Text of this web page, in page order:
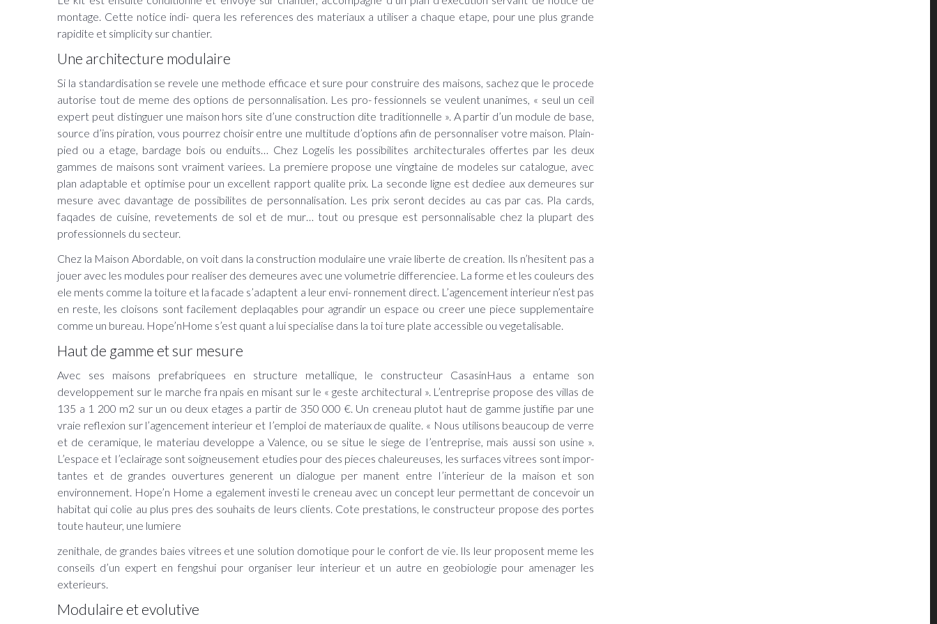
montage. Cette notice indi- quera les references des materiaux a utiliser a chaque etape, pour une plus grande
rapidite et simplicity sur chantier.
Une architecture modulaire
Si la standardisation se revele une methode efficace et sure pour construire des maisons, sachez que le procede
autorise tout de meme des options de personnalisation. Les pro- fessionnels se veulent unanimes, « seul un ceil
expert peut distinguer une maison hors site d’une construction dite traditionnelle ». A partir d’un module de base,
source d’ins piration, vous pourrez choisir entre une multitude d’options afin de personnaliser votre maison. Plain-
pied ou a etage, bardage bois ou enduits… Chez Logelis les possibilites architecturales offertes par les deux
gammes de maisons sont vraiment variees. La premiere propose une vingtaine de modeles sur catalogue, avec
plan adaptable et optimise pour un excellent rapport qualite prix. La seconde ligne est dediee aux demeures sur
mesure avec davantage de possibilites de personnalisation. Les prix seront decides au cas par cas. Pla cards,
faqades de cuisine, revetements de sol et de mur… tout ou presque est personnalisable chez la plupart des
professionnels du secteur.
Chez la Maison Abordable, on voit dans la construction modulaire une vraie liberte de creation. Ils n’hesitent pas a
jouer avec les modules pour realiser des demeures avec une volumetrie differenciee. La forme et les couleurs des
ele ments comme la toiture et la facade s’adaptent a leur envi- ronnement direct. L’agencement interieur n’est pas
en reste, les cloisons sont facilement deplaqables pour agrandir un espace ou creer une piece supplementaire
comme un bureau. Hope’nHome s’est quant a lui specialise dans la toi ture plate accessible ou vegetalisable.
Haut de gamme et sur mesure
Avec ses maisons prefabriquees en structure metallique, le constructeur CasasinHaus a entame son
developpement sur le marche fra npais en misant sur le « geste architectural ». L’entreprise propose des villas de
135 a 1 200 m2 sur un ou deux etages a partir de 350 000 €. Un creneau plutot haut de gamme justifie par une
vraie reflexion sur l’agencement interieur et I’emploi de materiaux de qualite. « Nous utilisons beaucoup de verre
et de ceramique, le materiau developpe a Valence, ou se situe le siege de I’entreprise, mais aussi son usine ».
L’espace et I’eclairage sont soigneusement etudies pour des pieces chaleureuses, les surfaces vitrees sont impor-
tantes et de grandes ouvertures generent un dialogue per manent entre I’interieur de la maison et son
environnement. Hope’n Home a egalement investi le creneau avec un concept leur permettant de concevoir un
habitat qui colie au plus pres des souhaits de leurs clients. Cote prestations, le constructeur propose des portes
toute hauteur, une lumiere
zenithale, de grandes baies vitrees et une solution domotique pour le confort de vie. Ils leur proposent meme les
conseils d’un expert en fengshui pour organiser leur interieur et un autre en geobiologie pour amenager les
exterieurs.
Modulaire et evolutive